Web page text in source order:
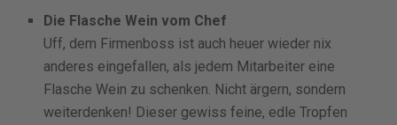
Die Flasche Wein vom Chef
Uff, dem Firmenboss ist auch heuer wieder nix
anderes eingefallen, als jedem Mitarbeiter eine
Flasche Wein zu schenken. Nicht ärgern, sondern
weiterdenken! Dieser gewiss feine, edle Tropfen